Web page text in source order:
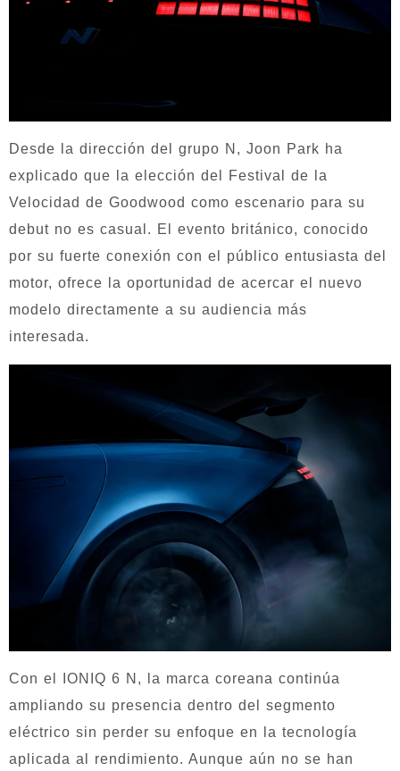
Desde la dirección del grupo N, Joon Park ha
explicado que la elección del Festival de la
Velocidad de Goodwood como escenario para su
debut no es casual. El evento británico, conocido
por su fuerte conexión con el público entusiasta del
motor, ofrece la oportunidad de acercar el nuevo
modelo directamente a su audiencia más
interesada.
Con el IONIQ 6 N, la marca coreana continúa
ampliando su presencia dentro del segmento
eléctrico sin perder su enfoque en la tecnología
aplicada al rendimiento. Aunque aún no se han